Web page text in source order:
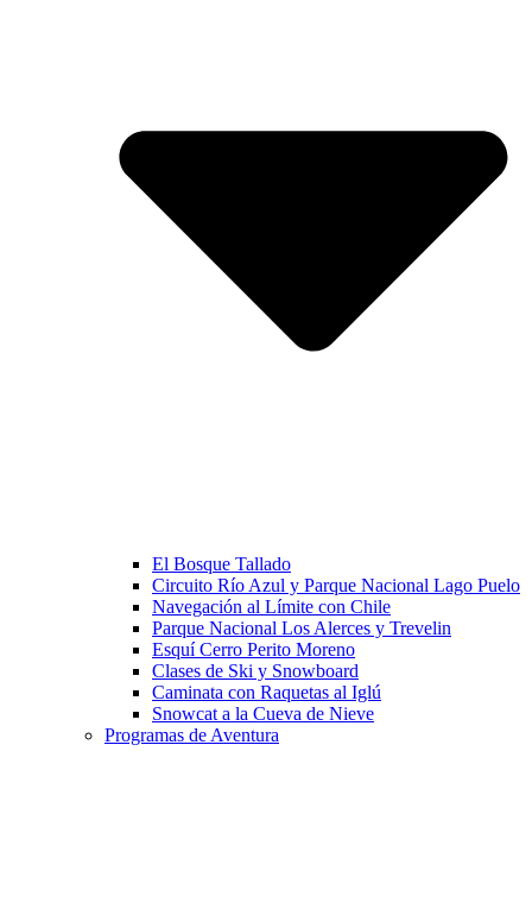
El Bosque Tallado
Circuito Río Azul y Parque Nacional Lago Puelo
Navegación al Límite con Chile
Parque Nacional Los Alerces y Trevelin
Esquí Cerro Perito Moreno
Clases de Ski y Snowboard
Caminata con Raquetas al Iglú
Snowcat a la Cueva de Nieve
Programas de Aventura